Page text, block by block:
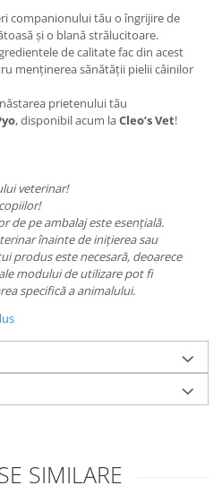
companionului tău o îngrijire de
și o blană strălucitoare.
de calitate fac din acest
menținerea sănătății pielii câinilor
prietenului tău
, disponibil acum laCleo’s Vet!
veterinar!
de pe ambalaj este esențială.
înainte de inițierea sau
produs este necesară, deoarece
modului de utilizare pot fi
specifică a animalului.
SIMILARE